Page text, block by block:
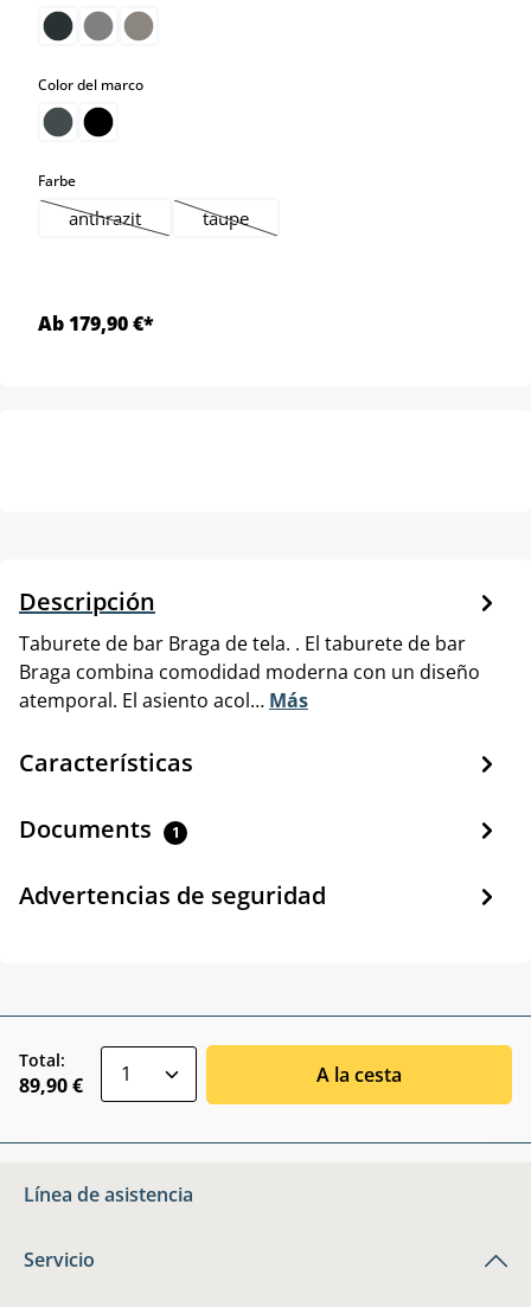
Color del marcoselect
Farbeselect
anthrazit
(Esta opción no está disponible en este momento.)
taupe
(Esta opción no está disponible en este
Ab 179,90 €*
Descripción
Taburete de bar Braga de tela. . El taburete de bar
Braga combina comodidad moderna con un diseño
atemporal. El asiento acol… Más
Características
Documents 1
Advertencias de seguridad
Total:
89,90 € A la cesta
Línea de asistencia
Servicio